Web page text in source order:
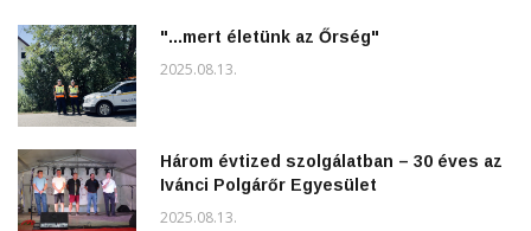
"...mert életünk az Őrség"
2025.08.13.
Három évtized szolgálatban – 30 éves az
Ivánci Polgárőr Egyesület
2025.08.13.